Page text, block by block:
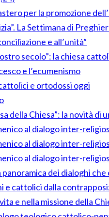
per la promozione
La Settimana di
e all’unità”
secolo”: la chiesa
e l’ecumenismo
e ortodossi oggi
della Chiesa”: la novità di
al dialogo inter-
al dialogo inter-
al dialogo inter-
panoramica dei dialoghi
e cattolici dalla
e nella missione della